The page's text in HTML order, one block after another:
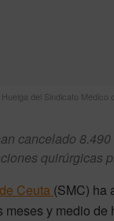
Huelga del Sindicato Médico
cancelado
quirúrgicas
Ceuta (SMC) ha
meses y medio de